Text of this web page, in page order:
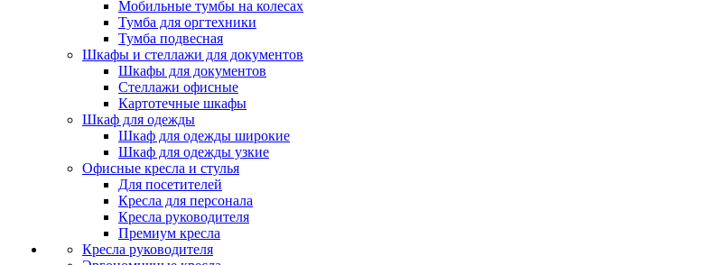
Мобильные тумбы на колесах
Тумба для оргтехники
Тумба подвесная
Шкафы и стеллажи для документов
Шкафы для документов
Стеллажи офисные
Картотечные шкафы
Шкаф для одежды
Шкаф для одежды широкие
Шкаф для одежды узкие
Офисные кресла и стулья
Для посетителей
Кресла для персонала
Кресла руководителя
Премиум кресла
Кресла руководителя